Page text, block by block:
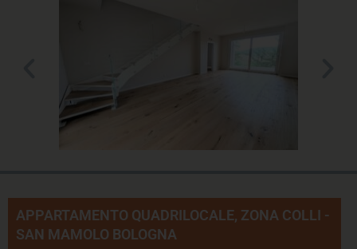
APPARTAMENTO QUADRILOCALE, ZONA COLLI -
SAN MAMOLO BOLOGNA